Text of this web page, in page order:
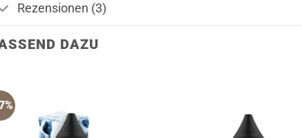
Rezensionen (3)
DAZU